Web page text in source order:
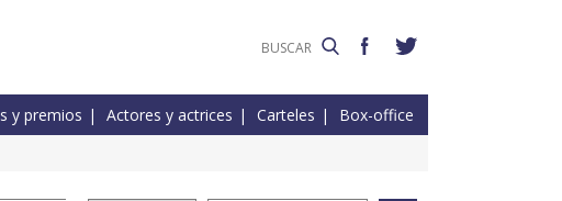
y premios Actores y actrices Carteles Box-office